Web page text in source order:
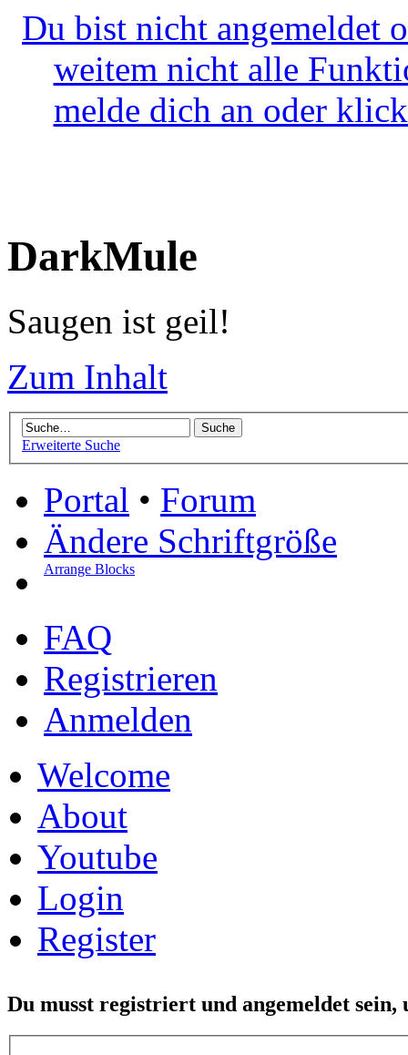
Du bist nicht angemeldet
weitem nicht alle
melde dich an oder
DarkMule
Saugen ist geil!
Zum Inhalt
Erweiterte Suche
Portal • Forum
Ändere Schriftgröße
Arrange Blocks
FAQ
Registrieren
Anmelden
Welcome
About
Youtube
Login
Register
Du musst registriert und angemeldet sein,